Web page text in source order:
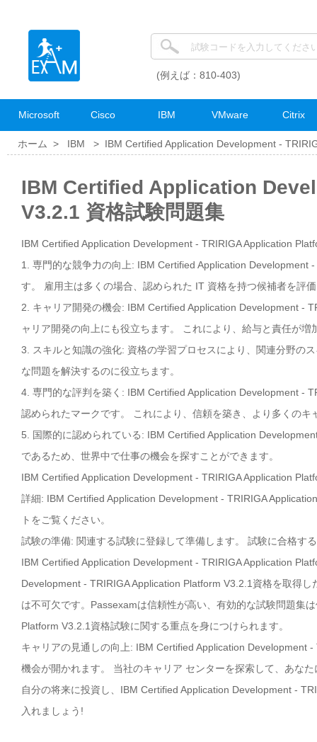
(例えば：810-403)
Microsoft Cisco IBM VMware Citrix
ホーム > IBM > IBM Certified Application Development -
IBM Certified Application
V3.2.1 資格試験問題集
IBM Certified Application Development - TRIRIGA Application
1. 専門的な競争力の向上: IBM Certified Application Development
す。 雇用主は多くの場合、認められた IT 資格を持つ候補者を評
2. キャリア開発の機会: IBM Certified Application Development -
ャリア開発の向上にも役立ちます。 これにより、給与と責任が
3. スキルと知識の強化: 資格の学習プロセスにより、関連分野の
な問題を解決するのに役立ちます。
4. 専門的な評判を築く: IBM Certified Application Development -
認められたマークです。 これにより、信頼を築き、より多くの
5. 国際的に認められている: IBM Certified Application
であるため、世界中で仕事の機会を探すことができます。
IBM Certified Application Development - TRIRIGA Application
詳細: IBM Certified Application Development - TRIRIGA
トをご覧ください。
試験の準備: 関連する試験に登録して準備します。 試験に合格す
IBM Certified Application Development - TRIRIGA Application
Development - TRIRIGA Application Platform V3.2.1資格を取得
は不可欠です。Passexamは信頼性が高い、有効的な試験問題集
Platform V3.2.1資格試験に関する重点を身につけられます。
キャリアの見通しの向上: IBM Certified Application Development
機会が開かれます。 当社のキャリア センターを探索して、あな
自分の将来に投資し、IBM Certified Application Development -
入れましょう!